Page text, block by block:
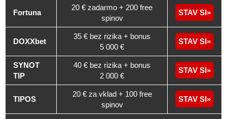
Fortuna
20 € zadarmo + 200 free
spinov
STAV SI
DOXXbet
35 € bez rizika + bonus
5 000 €
STAV SI
SYNOT
TIP
40 € bez rizika + bonus
2 000 €
STAV SI
TIPOS
20 € za vklad + 100 free
spinov
STAV SI